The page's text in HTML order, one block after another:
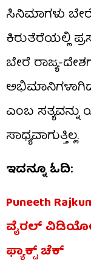
ಸಿನಿಮಾಗಳು
ಕಿರುತೆರೆಯಲ್ಲಿ
ಬೇರೆ ರಾಜ್ಯ-
ಎಂಬ ಸತ್ಯವನ್ನು
ಸಾಧ್ಯವಾಗುತ್ತಿಲ್ಲ.
ಇದನ್ನೂ ಓದಿ:
Puneeth
ವೈರಲ್​
ಫ್ಯಾಕ್ಟ್​ ಚೆಕ್​